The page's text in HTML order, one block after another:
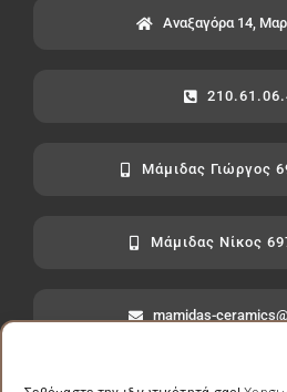
Αναξαγόρα 14,
Μάμιδας Γιώργος
Μάμιδας Νίκος
mamidas-